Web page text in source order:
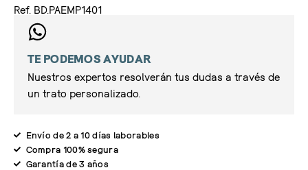
Ref. BD.PAEMP1401
TE PODEMOS AYUDAR
Nuestros expertos resolverán tus dudas a través de
un trato personalizado.
Envío de 2 a 10 días laborables
Compra 100% segura
Garantía de 3 años